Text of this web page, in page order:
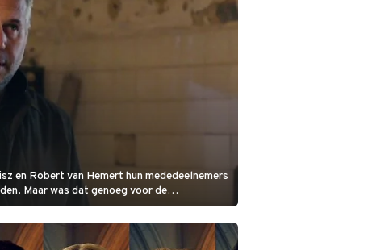
en Robert van Hemert hun mededeelnemers
Maar was dat genoeg voor de
met je door.